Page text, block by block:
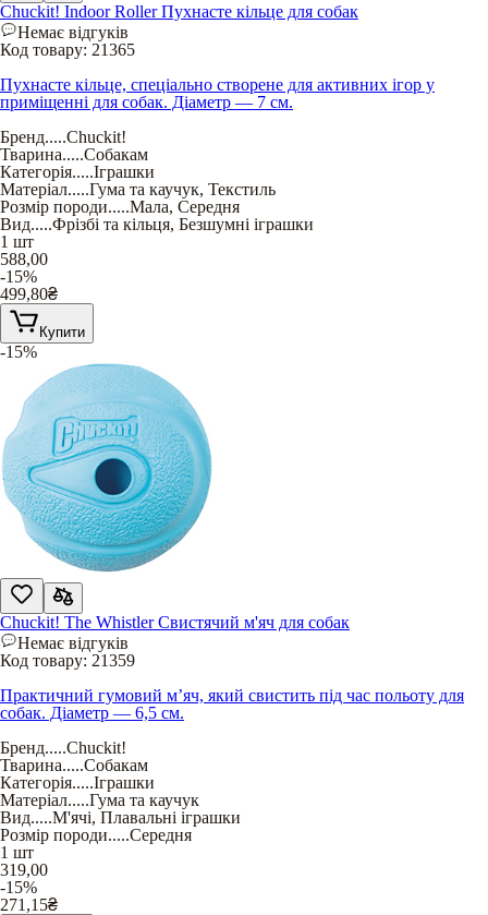
Chuckit! Indoor Roller Пухнасте кільце для собак
Немає відгуків
Код товару: 21365
Пухнасте кільце, спеціально створене для активних ігор у
приміщенні для собак. Діаметр — 7 см.
Бренд.....Chuckit!
Тварина.....Собакам
Категорія.....Іграшки
Матеріал.....Гума та каучук, Текстиль
Розмір породи.....Мала, Середня
Вид.....Фрізбі та кільця, Безшумні іграшки
1 шт
588,00
-15%
499,80₴
Купити
-15%
Chuckit! The Whistler Свистячий м'яч для собак
Немає відгуків
Код товару: 21359
Практичний гумовий м’яч, який свистить під час польоту для
собак. Діаметр — 6,5 см.
Бренд.....Chuckit!
Тварина.....Собакам
Категорія.....Іграшки
Матеріал.....Гума та каучук
Вид.....М'ячі, Плавальні іграшки
Розмір породи.....Середня
1 шт
319,00
-15%
271,15₴